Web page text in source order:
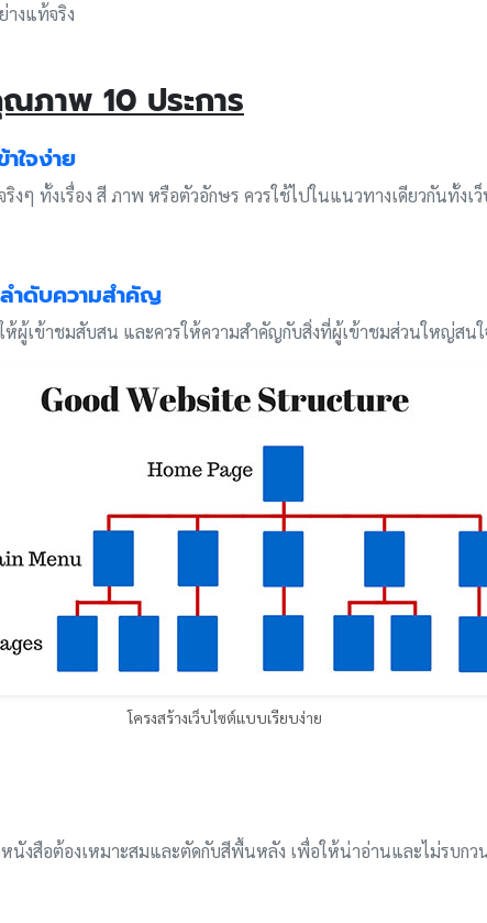
างแท้จริง
ภาพ 10 ประการ
ใจง่าย
งๆ ทั้งเรื่อง สี ภาพ หรือตัวอักษร ควรใช้ไปในแนวทางเดียวกันทั้งเ
ำดับความสำคัญ
ห้ผู้เข้าชมสับสน และควรให้ความสำคัญกับสิ่งที่ผู้เข้าชมส่วนใหญ่สน
โครงสร้างเว็บไซต์แบบเรียบง่าย
นังสือต้องเหมาะสมและตัดกับสีพื้นหลัง เพื่อให้น่าอ่านและไม่รบกว